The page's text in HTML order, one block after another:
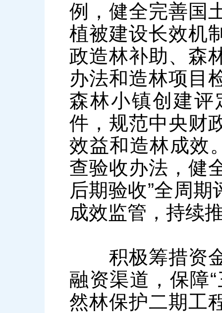
例，健全完善国
植被建设长效机
政造林补助、森
办法和造林项目
森林小镇创建
件，规范中央财
效益和造林成效
查验收办法，健
后期验收”全周
成效监管，持续
积极筹措资金
融资渠道，保障
然林保护二期工